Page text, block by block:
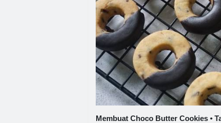
Membuat Choco Butter Cookies •